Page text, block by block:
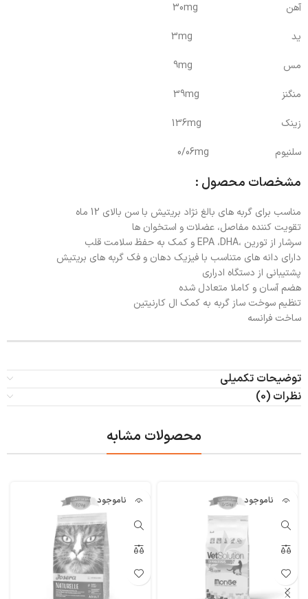
آهن 30mg
ید 3mg
مس 9mg
منگنز 39mg
زینک 136mg
سلنیوم 0/06mg
مشخصات محصول :
مناسب برای گربه های بالغ نژاد بریتیش با سن بالای 12 ماه
تقویت کننده مفاصل، عضلات و استخوان ها
سرشار از تورین ،EPA ،DHA و کمک به حفظ سلامت قلب
دارای دانه های متناسب با فیزیک دهان و فک گربه های بریتیش
پشتیبانی از دستگاه ادراری
هضم آسان و کاملا متعادل شده
تنظیم سوخت ساز گربه به کمک ال کارنیتین
ساخت فرانسه
توضیحات تکمیلی
نظرات (0)
محصولات مشابه
ناموجود ناموجود